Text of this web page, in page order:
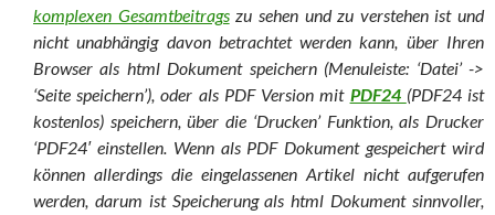
komplexen Gesamtbeitragszu sehen und zu verstehen ist und
nicht unabhängig davon betrachtet werden kann, über Ihren
Browser als html Dokument speichern (Menuleiste: ‘Datei’ ->
‘Seite speichern’), oder als PDF Version mit PDF24 (PDF24 ist
kostenlos) speichern, über die ‘Drucken’ Funktion, als Drucker
‘PDF24′ einstellen. Wenn als PDF Dokument gespeichert wird
können allerdings die eingelassenen Artikel nicht aufgerufen
werden, darum ist Speicherung als html Dokument sinnvoller,